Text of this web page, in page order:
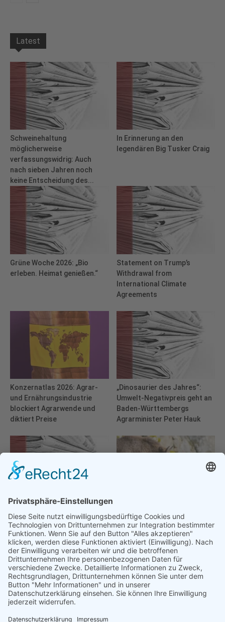
Latest
Schweinehaltung
möglicherweise
verfassungswidrig: Auch
nach sieben Jahren noch
keine Entscheidung des...
In Erinnerung an den
legendären Big Tusker Craig
Grüne Woche 2026: „Bio
erleben. Heimat genießen.“
Statement on Trump’s
Withdrawal from
International Climate
Agreements
Konzernatlas 2026: Agrar-
und Ernährungsindustrie
blockiert Agrarwende und
diktiert Preise
„Dinosaurier des Jahres“:
Umwelt-Negativpreis geht an
Baden-Württembergs
Agrarminister Peter Hauk
Greenpeace: Böllerverbot im
alpinen Raum dringend
notwendig
Artenschutz-Bilanz: WWF
kürt die Gewinner und
Verlierer des Tierreichs 2025